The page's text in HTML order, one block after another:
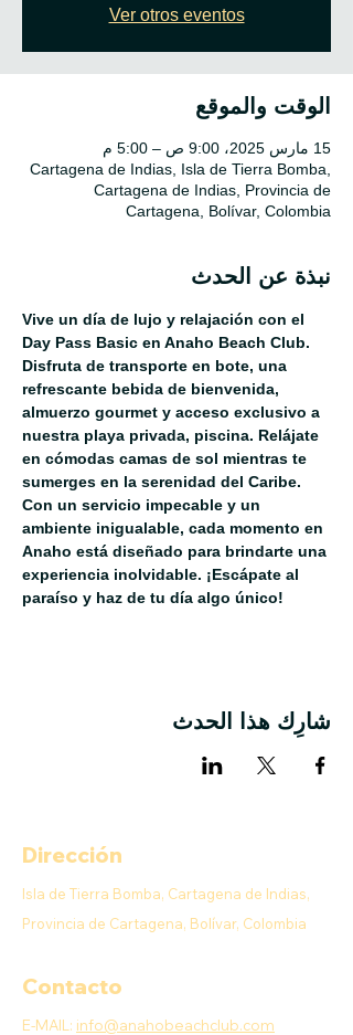
Ver otros eventos
الوقت والموقع
15 مارس 2025، 9:00 ص – 5:00 م
Cartagena de Indias, Isla de Tierra Bomba,
Cartagena de Indias, Provincia de
Cartagena, Bolívar, Colombia
نبذة عن الحدث
Vive un día de lujo y relajación con el
Day Pass Basic en Anaho Beach Club.
Disfruta de transporte en bote, una
refrescante bebida de bienvenida,
almuerzo gourmet y acceso exclusivo a
nuestra playa privada, piscina. Relájate
en cómodas camas de sol mientras te
sumerges en la serenidad del Caribe.
Con un servicio impecable y un
ambiente inigualable, cada momento en
Anaho está diseñado para brindarte una
experiencia inolvidable. ¡Escápate al
paraíso y haz de tu día algo único!
شارِك هذا الحدث
Dirección
Isla de Tierra Bomba, Cartagena de Indias,
Provincia de Cartagena, Bolívar, Colombia
Contacto
E-MAIL: info@anahobeachclub.com